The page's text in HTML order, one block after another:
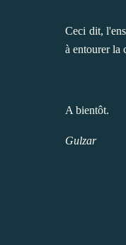
Ceci dit,
à entourer la
A bientôt.
Gulzar